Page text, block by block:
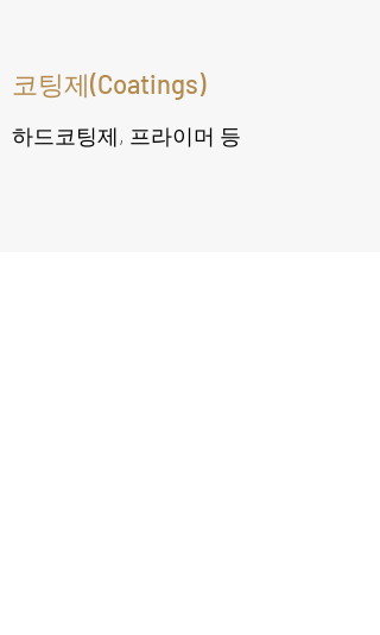
코팅제(Coatings)
​하드코팅제, 프라이머 등